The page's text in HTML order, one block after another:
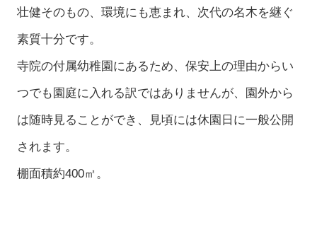
壮健そのもの、環境にも恵まれ、次代の名木を継ぐ
素質十分です。
寺院の付属幼稚園にあるため、保安上の理由からい
つでも園庭に入れる訳ではありませんが、園外から
は随時見ることができ、見頃には休園日に一般公開
されます。
棚面積約400㎡。